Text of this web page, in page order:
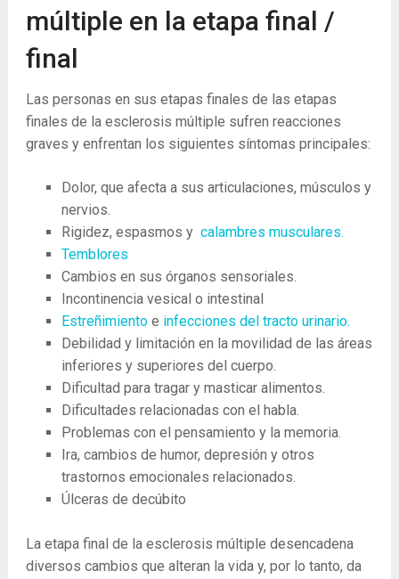
múltiple en la etapa final /
final
Las personas en sus etapas finales de las etapas
finales de la esclerosis múltiple sufren reacciones
graves y enfrentan los siguientes síntomas principales:
Dolor, que afecta a sus articulaciones, músculos y
nervios.
Rigidez, espasmos y calambres musculares.
Temblores
Cambios en sus órganos sensoriales.
Incontinencia vesical o intestinal
Estreñimientoe infecciones del tracto urinario.
Debilidad y limitación en la movilidad de las áreas
inferiores y superiores del cuerpo.
Dificultad para tragar y masticar alimentos.
Dificultades relacionadas con el habla.
Problemas con el pensamiento y la memoria.
Ira, cambios de humor, depresión y otros
trastornos emocionales relacionados.
Úlceras de decúbito
La etapa final de la esclerosis múltiple desencadena
diversos cambios que alteran la vida y, por lo tanto, da